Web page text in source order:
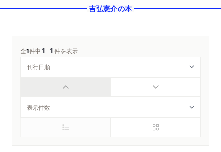
吉弘憲介の本
全1件中1─1件を表示